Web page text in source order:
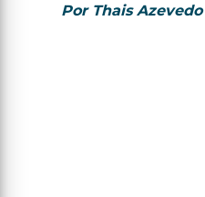
Por Thais Azevedo